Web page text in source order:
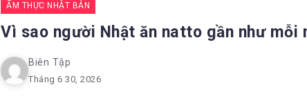
ẨM THỰC NHẬT BẢN
Vì sao người Nhật ăn natto gần như mỗi
Biên Tập
Tháng 6 30, 2026